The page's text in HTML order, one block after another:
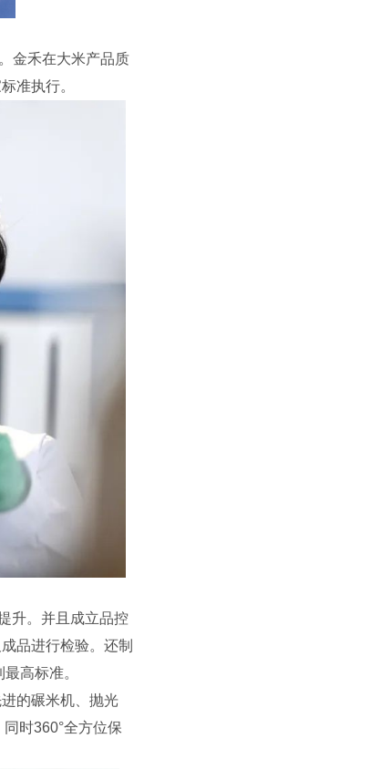
金禾在大米产品质
准执行。
升。并且成立品控
品进行检验。还制
高标准。
的碾米机、抛光
时360°全方位保